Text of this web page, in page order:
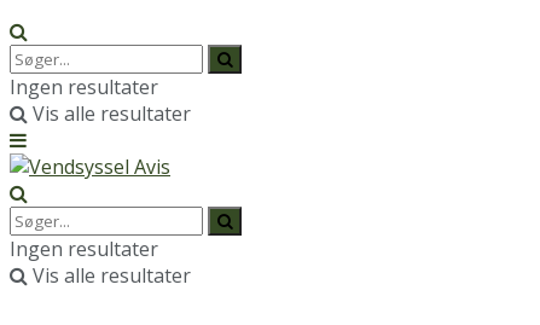
Ingen resultater
Vis alle resultater
Ingen resultater
Vis alle resultater